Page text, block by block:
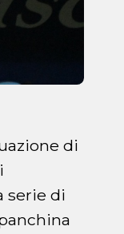
di
serie di